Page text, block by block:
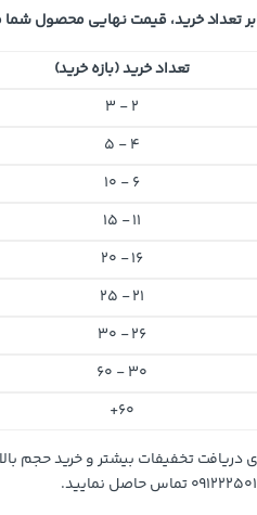
تعداد خرید، قیمت نهایی محصول
تعداد خرید (بازه خرید)
2 - 3
4 - 5
6 - 10
11 - 15
16 - 20
21 - 25
26 - 30
30 - 60
60+
تماس حاصل نمایید.